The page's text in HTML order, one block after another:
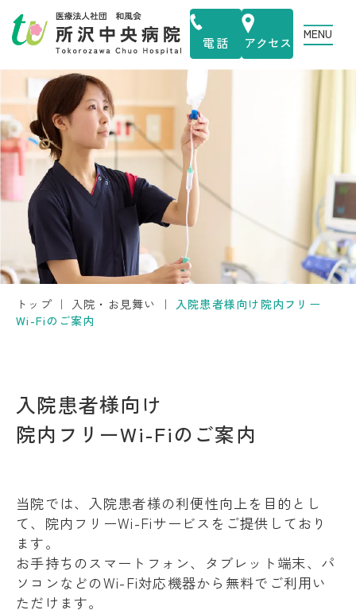
電話 アクセス
MENU
トップ ｜ 入院・お見舞い ｜
入院患者様向け院内フリー
Wi-Fiのご案内
入院患者様向け
院内フリーWi-Fiのご案内
当院では、入院患者様の利便性向上を目的とし
て、院内フリーWi-Fiサービスをご提供しており
ます。
お手持ちのスマートフォン、タブレット端末、パ
ソコンなどのWi-Fi対応機器から無料でご利用い
ただけます。